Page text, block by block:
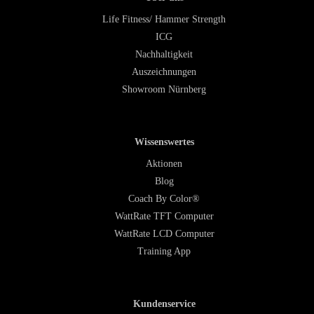
Life Fitness/ Hammer Strength
ICG
Nachhaltigkeit
Auszeichnungen
Showroom Nürnberg
Wissenswertes
Aktionen
Blog
Coach By Color®
WattRate TFT Computer
WattRate LCD Computer
Training App
Kundenservice